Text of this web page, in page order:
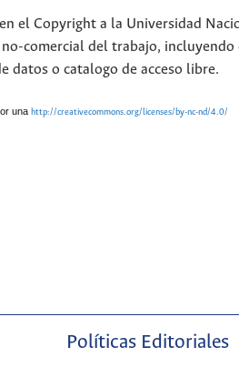
el Copyright a la Universidad
comercial del trabajo, incluyendo
datos o catalogo de acceso libre.
una http://creativecommons.org/licenses/by-nc-nd/4.0/
Políticas Editoriales